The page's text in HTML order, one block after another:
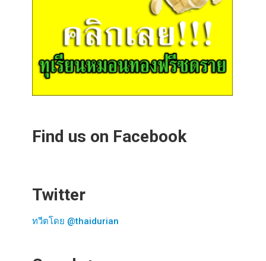
Find us on Facebook
Twitter
ทวีตโดย @thaidurian